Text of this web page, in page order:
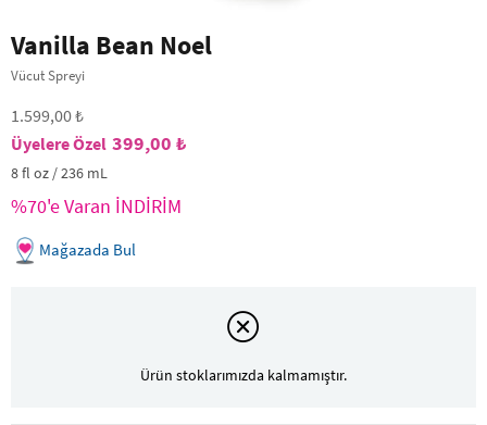
Vanilla Bean Noel
Vücut Spreyi
1.599,00 ₺
399,00 ₺
8 fl oz / 236 mL
%70'e Varan İNDİRİM
Mağazada Bul
Ürün stoklarımızda kalmamıştır.